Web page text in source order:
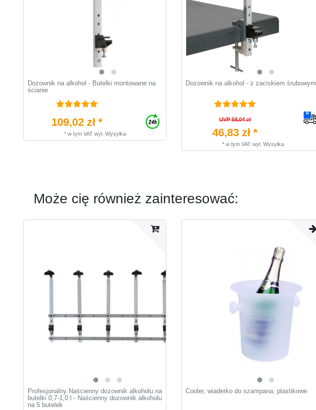
Dozownik na alkohol - Butelki montowane na
ścianie
109,02 zł *
* w tym VATwyl. Wysylka
Dozownik na alkohol - z zaciskiem śrubowym
UVP 58,04 zł
46,83 zł *
* w tym VATwyl. Wysylka
Może cię również zainteresować:
Profesjonalny Naścienny dozownik alkoholu na
butelki 0,7-1,0 l - Naścienny dozownik alkoholu
na 5 butelek
Cooler, wiaderko do szampana, plastikowe